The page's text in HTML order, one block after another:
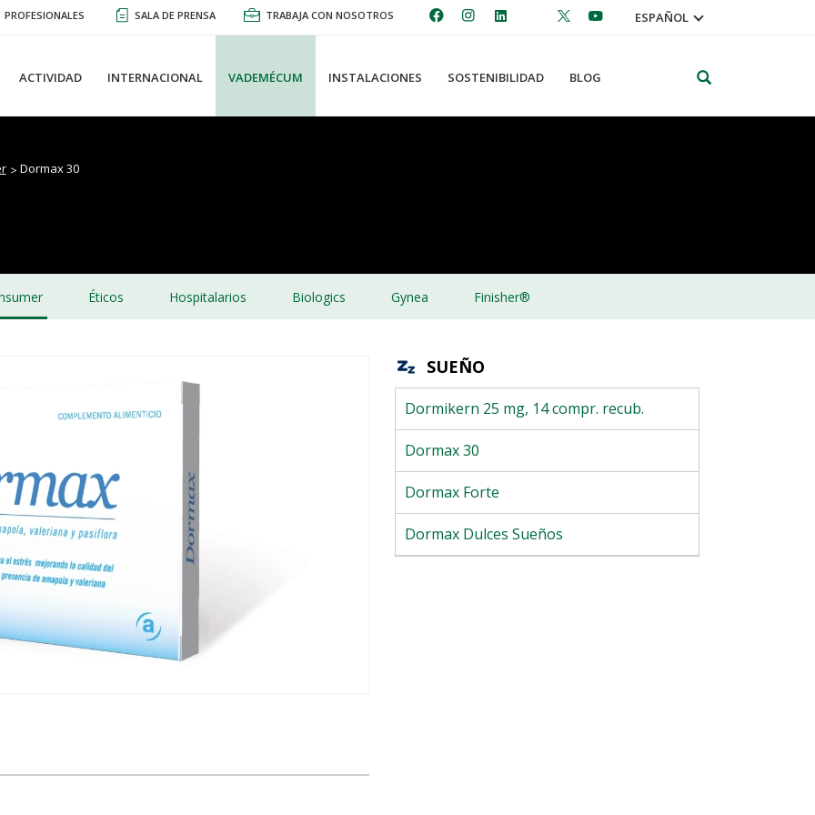
PROFESIONALES SALA DE PRENSA TRABAJA CON NOSOTROS ESPAÑOL
ACTIVIDAD INTERNACIONAL VADEMÉCUM INSTALACIONES SOSTENIBILIDAD BLOG
Dormax 30
Éticos Hospitalarios Biologics Gynea Finisher®
SUEÑO
Dormikern 25 mg, 14 compr. recub.
Dormax 30
Dormax Forte
Dormax Dulces Sueños